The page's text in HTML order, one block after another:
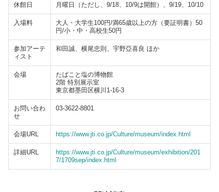
休館日 月曜日（ただし、9/18、10/9は開館）、9/19、10/10
入場料
大人・大学生100円/満65歳以上の方（要証明書）50
円/小・中・高校生50円
参加アーテ
ィスト
和田誠、横尾忠則、宇野亞喜良 ほか
会場
たばこと塩の博物館
2階 特別展示室
東京都墨田区横川1-16-3
お問い合わ
せ
03-3622-8801
会場URL https://www.jti.co.jp/Culture/museum/index.html
詳細URL
https://www.jti.co.jp/Culture/museum/exhibition/201
7/1709sep/index.html